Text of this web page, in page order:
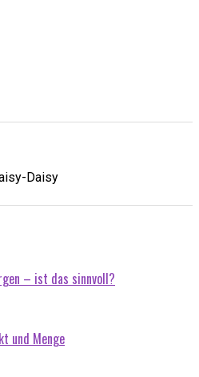
Daisy
– ist das sinnvoll?
und Menge